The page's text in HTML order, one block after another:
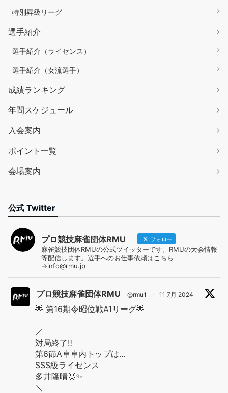
特別昇級リーグ
選手紹介
選手紹介（ライセンス）
選手紹介（女流選手）
成績ランキング
年間スケジュール
入会案内
ポイント一覧
会場案内
公式 Twitter
プロ競技麻雀団体RMU フォロー
麻雀競技団体RMUの公式ツイッターです。RMUの大会情報
等配信します。選手へのお仕事依頼はこちら
→info@rmu.jp
プロ競技麻雀団体RMU @rmu1 · 11 7月 2024
🌟 第16期令昭位戦A1リーグ🌟
／
対局終了‼️
第6節A卓卓内トップは…
SSS級ライセンス
多井隆晴🥇✨
＼